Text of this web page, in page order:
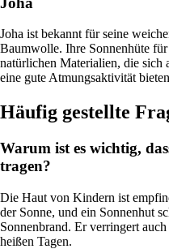
Joha ist bekannt für seine
Baumwolle. Ihre Sonnenhüte
natürlichen Materialien, die sich
eine gute Atmungsaktivität
Häufig gestellte
Warum ist es wichtig,
tragen?
Die Haut von Kindern ist
der Sonne, und ein Sonnenhut
Sonnenbrand. Er verringert
heißen Tagen.